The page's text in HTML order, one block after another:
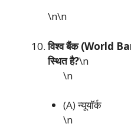
\n\n
विश्व बैंक (World
स्थित है?\n
\n
(A) न्यूयॉर्क
\n